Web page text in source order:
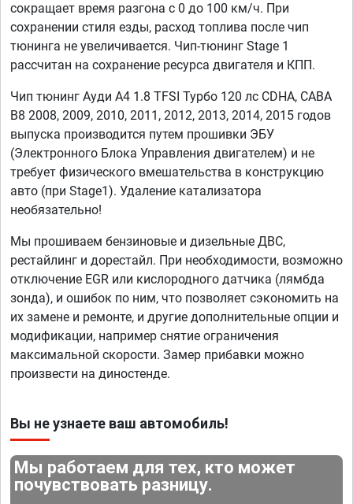
сокращает время разгона с 0 до 100 км/ч. При
сохранении стиля езды, расход топлива после чип
тюнинга не увеличивается. Чип-тюнинг Stage 1
рассчитан на сохранение ресурса двигателя и КПП.
Чип тюнинг Ауди А4 1.8 TFSI Турбо 120 лс CDHA, CABA
B8 2008, 2009, 2010, 2011, 2012, 2013, 2014, 2015 годов
выпуска производится путем прошивки ЭБУ
(Электронного Блока Управления двигателем) и не
требует физического вмешательства в конструкцию
авто (при Stage1). Удаление катализатора
необязательно!
Мы прошиваем бензиновые и дизельные ДВС,
рестайлинг и дорестайл. При необходимости, возможно
отключение EGR или кислородного датчика (лямбда
зонда), и ошибок по ним, что позволяет сэкономить на
их замене и ремонте, и другие дополнительные опции и
модификации, например снятие ограничения
максимальной скорости. Замер прибавки можно
произвести на диностенде.
Вы не узнаете ваш автомобиль!
Мы работаем для тех, кто может
почувствовать разницу.